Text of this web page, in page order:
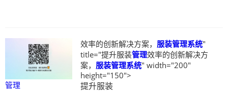
管理
效率的创新解决方案， 服装管理系统"
title="提升服装管理效率的创新解决方
案， 服装管理系统" width="200"
height="150">
提升服装